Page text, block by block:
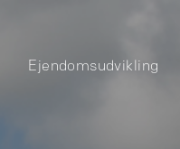
Ejendomsudvikling